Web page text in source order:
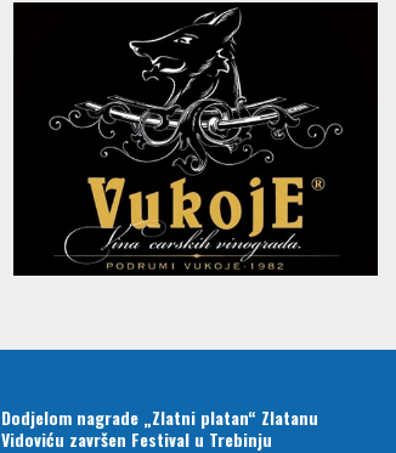
Dodjelom nagrade „Zlatni platan“ Zlatanu
Vidoviću završen Festival u Trebinju